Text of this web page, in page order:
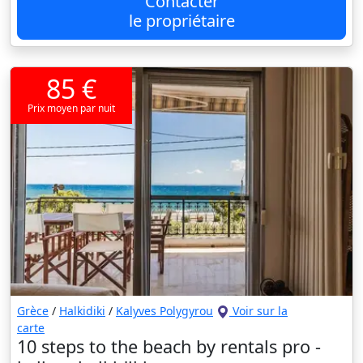
le propriétaire
85 €
Prix moyen par nuit
Grèce / Halkidiki / Kalyves Polygyrou
Voir sur la
carte
10 steps to the beach by rentals pro -